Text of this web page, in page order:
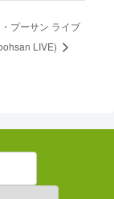
プーサン ライブ
LIVE)